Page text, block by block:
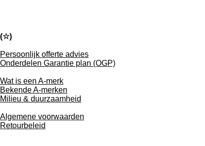
(☆)
Persoonlijk offerte advies
Onderdelen Garantie plan (OGP)
Wat is een A-merk
Bekende A-merken
Milieu & duurzaamheid
Algemene voorwaarden
Retourbeleid